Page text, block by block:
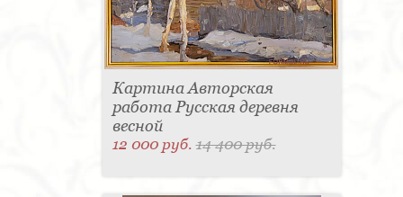
Картина Авторская
работа Русская деревня
весной
12 000 руб.14 400 руб.